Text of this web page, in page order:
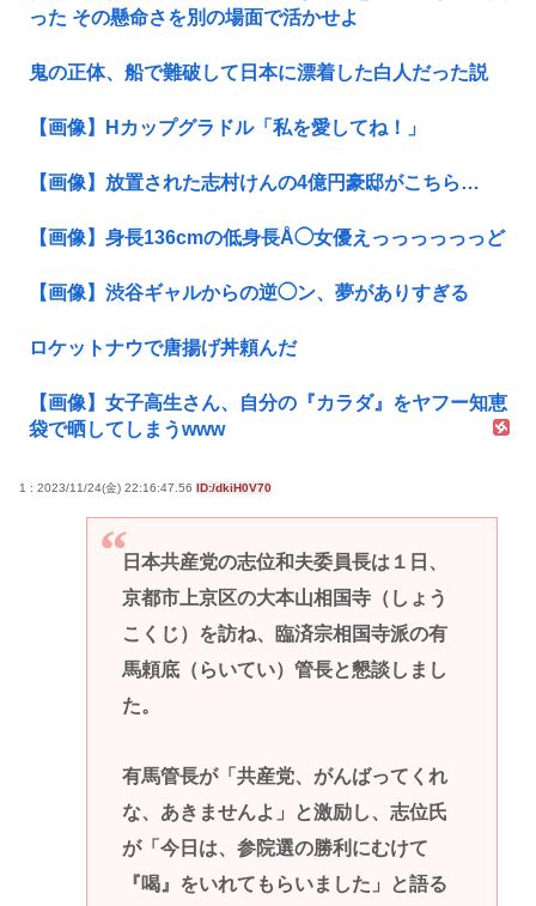
った その懸命さを別の場面で活かせよ
鬼の正体、船で難破して日本に漂着した白人だった説
【画像】Hカップグラドル「私を愛してね！」
【画像】放置された志村けんの4億円豪邸がこちら…
【画像】身長136cmの低身長Å◯女優えっっっっっっど
【画像】渋谷ギャルからの逆◯ン、夢がありすぎる
ロケットナウで唐揚げ丼頼んだ
【画像】女子高生さん、自分の『カラダ』をヤフー知恵
袋で晒してしまうwww
1 : 2023/11/24(金) 22:16:47.56 ID:/dkiH0V70
日本共産党の志位和夫委員長は１日、
京都市上京区の大本山相国寺（しょう
こくじ）を訪ね、臨済宗相国寺派の有
馬頼底（らいてい）管長と懇談しまし
た。
有馬管長が「共産党、がんばってくれ
な、あきませんよ」と激励し、志位氏
が「今日は、参院選の勝利にむけて
『喝』をいれてもらいました」と語る